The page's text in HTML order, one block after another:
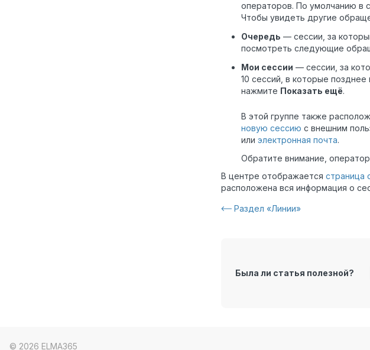
операторов. По умолчанию в
Чтобы увидеть другие
Очередь — сессии, за
посмотреть следующие
Мои сессии — сессии, за
10 сессий, в которые
нажмите Показать ещё.
В этой группе также
новую сессию с внешним
или электронная почта.
Обратите внимание,
В центре отображается страница
расположена вся информация о
Раздел «Линии»
Была ли статья полезной?
© 2026 ELMA365